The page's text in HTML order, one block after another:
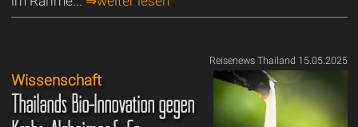
Reisenews Thailand 15.05.2025
Wissenschaft
Thailands Bio-Innovation gegen